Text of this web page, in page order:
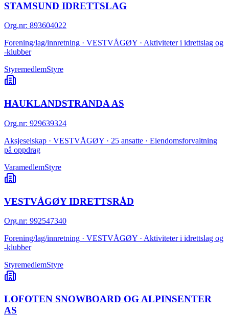
STAMSUND IDRETTSLAG
Org.nr: 893604022
Forening/lag/innretning · VESTVÅGØY · Aktiviteter i idrettslag og
-klubber
StyremedlemStyre
HAUKLANDSTRANDA AS
Org.nr: 929639324
Aksjeselskap · VESTVÅGØY · 25 ansatte · Eiendomsforvaltning
på oppdrag
VaramedlemStyre
VESTVÅGØY IDRETTSRÅD
Org.nr: 992547340
Forening/lag/innretning · VESTVÅGØY · Aktiviteter i idrettslag og
-klubber
StyremedlemStyre
LOFOTEN SNOWBOARD OG ALPINSENTER
AS